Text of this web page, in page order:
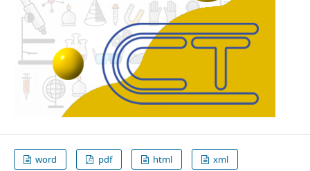
word pdf html xml